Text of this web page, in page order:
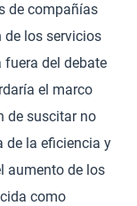
de compañías
de los servicios
del debate
el marco
de suscitar no
de la eficiencia y
aumento de los
como